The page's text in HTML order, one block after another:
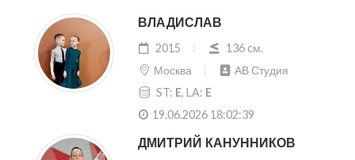
ВЛАДИСЛАВ
2015
136 cм.
Москва
АВ Студия
ST: E, LA: E
19.06.2026 18:02:39
ДМИТРИЙ КАНУННИКОВ